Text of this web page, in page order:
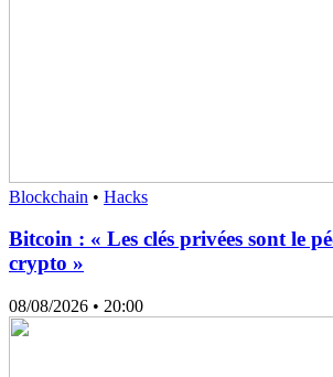
Blockchain • Hacks
Bitcoin : « Les clés privées sont le
crypto »
08/08/2026 • 20:00